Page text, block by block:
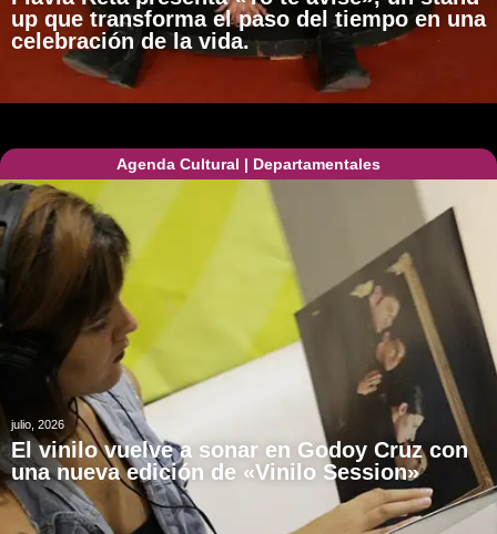
up que transforma el paso del tiempo en una
celebración de la vida.
Agenda Cultural | Departamentales
julio, 2026
El vinilo vuelve a sonar en Godoy Cruz con
una nueva edición de «Vinilo Session»